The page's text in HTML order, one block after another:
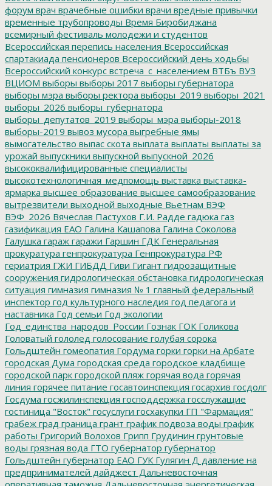
форум врач врачебные ошибки врачи вредные привычки
временные трубопроводы Время Биробиджана
всемирный фестиваль молодежи и студентов
Всероссийская перепись населения Всероссийская
спартакиада пенсионеров Всероссийский день ходьбы
Всероссийский конкурс встреча_с_населением ВТБъ ВУЗ
ВЦИОМ выборы выборы 2017 выборы губернатора
выборы мэра выборы ректора выборы_2019 выборы_2021
выборы_2026 выборы_губернатора
выборы_депутатов_2019 выборы_мэра выборы-2018
выборы-2019 вывоз мусора выгребные ямы
вымогательство выпас скота выплата выплаты выплаты за
урожай выпускники выпускной выпускной_2026
высококвалифицированные специалисты
высокотехнологичная_медпомощь выставка выставка-
ярмарка высшее образование высшее самообразование
вытрезвители выходной выходные Вьетнам ВЭФ
ВЭФ_2026 Вячеслав Пастухов Г.И. Радде гадюка газ
газификация ЕАО Галина Кашапова Галина Соколова
Галушка гараж гаражи Гаршин ГДК Генеральная
прокуратура генпрокуратура Генпрокуратура РФ
гериатрия ГЖИ ГИБДД Гиви Гигант гидрозащитные
сооружения гидрологическая обстановка гидрологическая
ситуация гимназия гимназия № 1 главный федеральный
инспектор год культурного наследия год педагога и
наставника Год семьи Год экологии
Год_единства_народов_России Гознак ГОК Голикова
Головатый гололед голосование голубая сорока
Гольдштейн гомеопатия Гордума горки горки на Арбате
городская Дума городская среда городское кладбище
городской парк городской пляж горячая вода горячая
линия горячее питание госавтоинспекция госархив госдолг
Госдума госжилинспекция господдержка госслужащие
гостиница "Восток" госуслуги госхакупки ГП "Фармация"
грабеж град граница грант график подвоза воды график
работы Григорий Волохов Грипп Грудинин грунтовые
воды грязная вода ГТО губернатор губернатор
Гольдштейн губернатор ЕАО ГУК Гулягин Д давление на
предпринимателей дайджест Дальневосточная